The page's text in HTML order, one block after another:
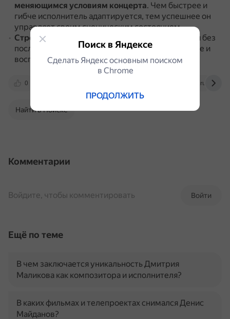
меняющимся условиям концерта. Чем быстрее и
гибче исполнитель адаптируется, тем успешнее он
управляет своим сценическим состоянием.
Стрессоустойчивость
Нужно уметь грамотно и без
последствий отказывать, быть готовым к критике и
воспринимать её адекватно.
0 nsportal.ru
Найти в Поиске
Комментарии
Войти
Войдите, чтобы комментировать
Ещё по теме
В чем заключается уникальность Дмитрия
Маликова как композитора и исполнителя?
В каких фильмах и телепроектах снимался Денис
Майданов?
Поиск в Яндексе
Сделать Яндекс основным поиском
в Сhrome
ПРОДОЛЖИТЬ